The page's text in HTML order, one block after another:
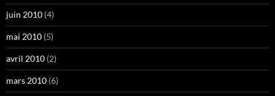
juin 2010 (4)
mai 2010 (5)
avril 2010 (2)
mars 2010 (6)